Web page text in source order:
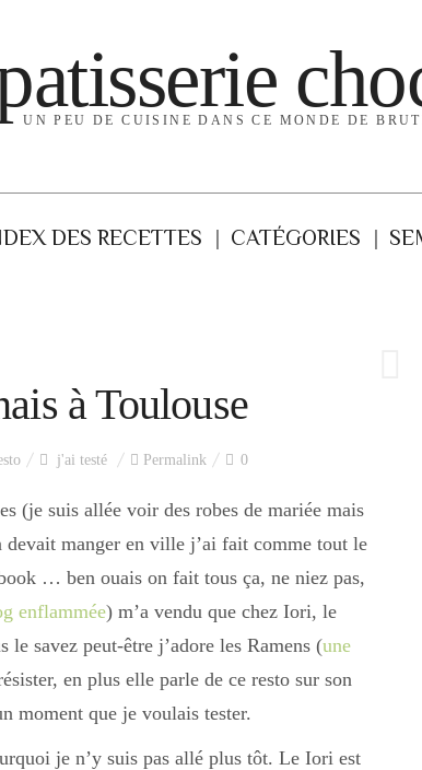
UN PEU DE CUISINE DANS CE MONDE DE
DES RECETTES CATÉGORIES
à Toulouse
j'ai testé Permalink 0
(je suis allée voir des robes de mariée mais
devait manger en ville j’ai fait comme tout le
… ben ouais on fait tous ça, ne niez pas,
enflammée) m’a vendu que chez Iori, le
savez peut-être j’adore les Ramens (une
en plus elle parle de ce resto sur son
moment que je voulais tester.
je n’y suis pas allé plus tôt. Le Iori est